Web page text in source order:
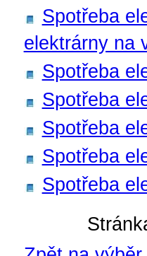
Spotřeba
elektrárny na
Spotřeba
Spotřeba
Spotřeba
Spotřeba
Spotřeba